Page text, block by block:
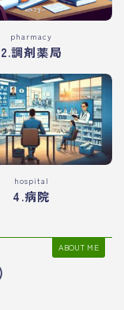
pharmacy
2.調剤薬局
hospital
4.病院
ABOUT ME